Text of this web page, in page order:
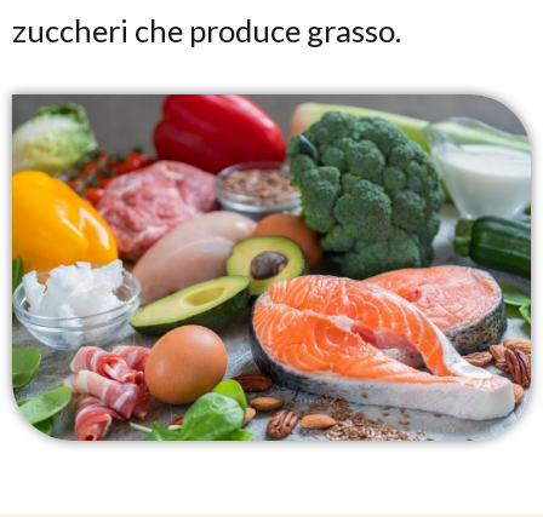
zuccheri che produce grasso.